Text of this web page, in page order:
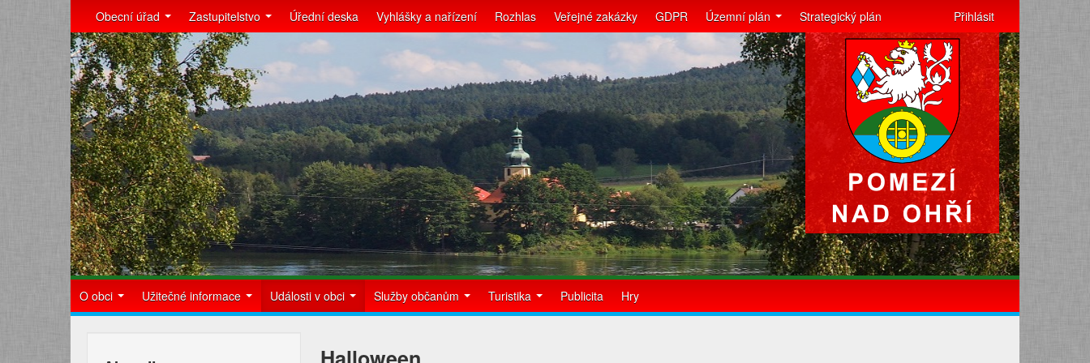
Obecní úřad Zastupitelstvo Úřední deska Vyhlášky a nařízení Rozhlas Veřejné zakázky GDPR Územní plán Strategický plán Přihlásit
O obci Užitečné informace Události v obci Služby občanům Turistika Publicita Hry